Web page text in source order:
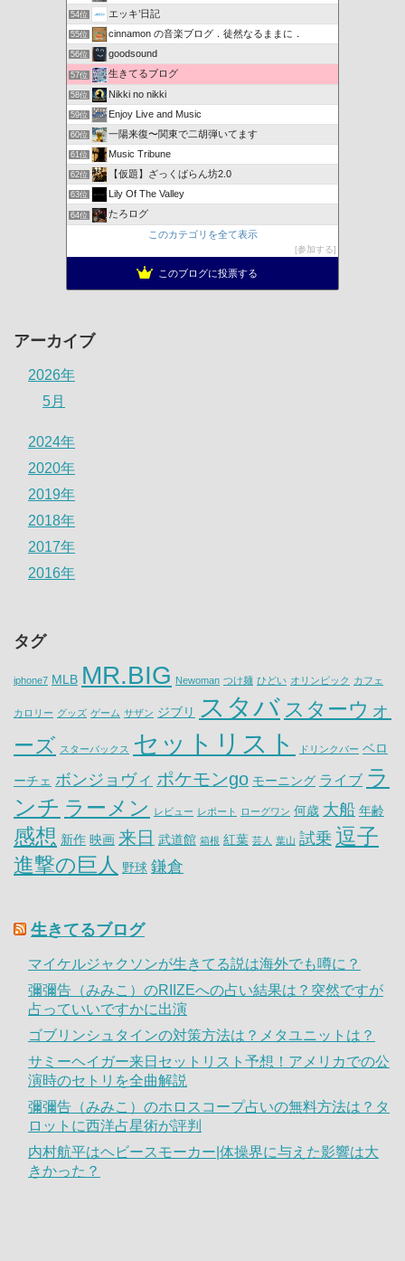
54位 エッキ’日記
55位 cinnamon の音楽ブログ．徒然なるままに．
56位 goodsound
57位 生きてるブログ
58位 Nikki no nikki
59位 Enjoy Live and Music
60位 一陽来復〜関東で二胡弾いてます
61位 Music Tribune
62位 【仮題】ざっくばらん坊2.0
63位 Lily Of The Valley
64位
たろログ
このカテゴリを全て表示
参加する
このブログに投票する
アーカイブ
2026年
5月
2024年
2020年
2019年
2018年
2017年
2016年
タグ
iphone7 MLB MR.BIG Newoman つけ麺 ひどい オリンピック カフェ
カロリー グッズ ゲーム サザン ジブリ スタバ スターウォ
ーズ スターバックス セットリスト ドリンクバー ベロ
ーチェ ボンジョヴィ ポケモンgo モーニング ライブ ラ
ンチ ラーメン レビュー レポート ローグワン 何歳 大船 年齢
感想 新作 映画 来日 武道館 箱根 紅葉 芸人 葉山 試乗 逗子
進撃の巨人 野球 鎌倉
生きてるブログ
マイケルジャクソンが生きてる説は海外でも噂に？
彌彌告（みみこ）のRIIZEへの占い結果は？突然ですが
占っていいですかに出演
ゴブリンシュタインの対策方法は？メタユニットは？
サミーヘイガー来日セットリスト予想！アメリカでの公
演時のセトリを全曲解説
彌彌告（みみこ）のホロスコープ占いの無料方法は？タ
ロットに西洋占星術が評判
内村航平はヘビースモーカー|体操界に与えた影響は大
きかった？